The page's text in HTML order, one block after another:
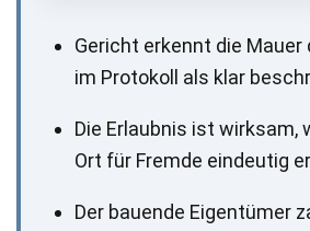
Gericht erkennt die Mauer
im Protokoll als klar
Die Erlaubnis ist wirksam,
Ort für Fremde eindeutig
Der bauende Eigentümer